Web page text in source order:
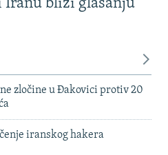
Iranu bliži glasanju
zločine u Đakovici protiv 20
iranskog hakera